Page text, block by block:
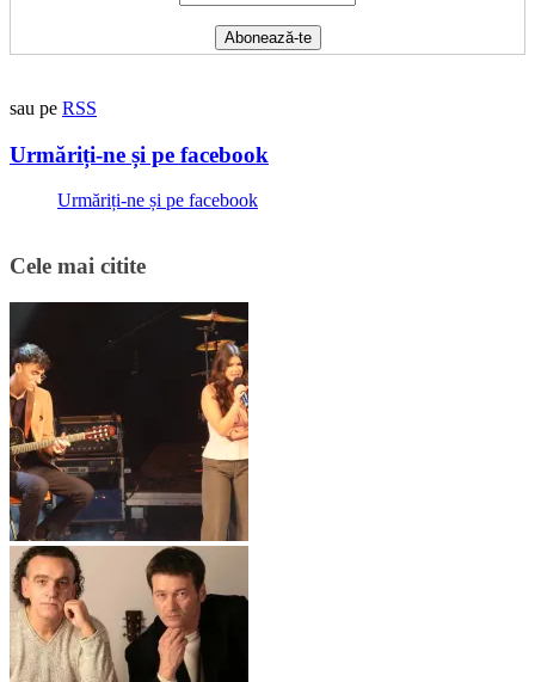
sau pe RSS
Urmăriți-ne și pe facebook
Urmăriți-ne și pe facebook
Cele mai citite